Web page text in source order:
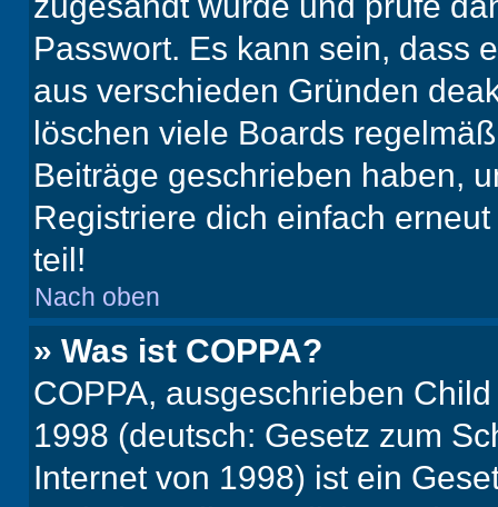
Passwort. Es kann sein, dass
aus verschieden Gründen
löschen viele Boards
Beiträge geschrieben haben,
Registriere dich einfach
teil!
Nach oben
» Was ist COPPA?
COPPA, ausgeschrieben
1998 (deutsch: Gesetz zum
Internet von 1998) ist ein